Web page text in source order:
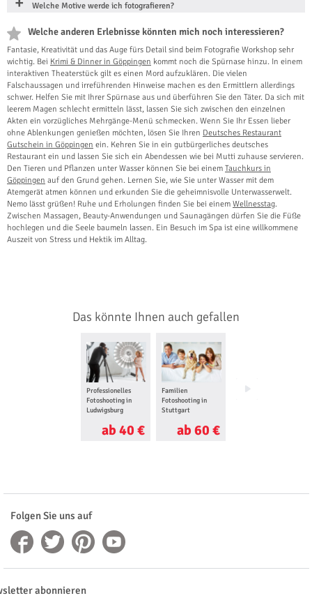
Welche Motive werde ich fotografieren?
Welche anderen Erlebnisse könnten mich noch interessieren?
Fantasie, Kreativität und das Auge fürs Detail sind beim Fotografie Workshop sehr
wichtig. Bei Krimi & Dinner in Göppingen kommt noch die Spürnase hinzu. In einem
interaktiven Theaterstück gilt es einen Mord aufzuklären. Die vielen
Falschaussagen und irreführenden Hinweise machen es den Ermittlern allerdings
schwer. Helfen Sie mit Ihrer Spürnase aus und überführen Sie den Täter. Da sich mit
leerem Magen schlecht ermitteln lässt, lassen Sie sich zwischen den einzelnen
Akten ein vorzügliches Mehrgänge-Menü schmecken. Wenn Sie Ihr Essen lieber
ohne Ablenkungen genießen möchten, lösen Sie Ihren Deutsches Restaurant
Gutschein in Göppingen ein. Kehren Sie in ein gutbürgerliches deutsches
Restaurant ein und lassen Sie sich ein Abendessen wie bei Mutti zuhause servieren.
Den Tieren und Pflanzen unter Wasser können Sie bei einem Tauchkurs in
Göppingen auf den Grund gehen. Lernen Sie, wie Sie unter Wasser mit dem
Atemgerät atmen können und erkunden Sie die geheimnisvolle Unterwasserwelt.
Nemo lässt grüßen! Ruhe und Erholungen finden Sie bei einem Wellnesstag.
Zwischen Massagen, Beauty-Anwendungen und Saunagängen dürfen Sie die Füße
hochlegen und die Seele baumeln lassen. Ein Besuch im Spa ist eine willkommene
Auszeit von Stress und Hektik im Alltag.
Das könnte Ihnen auch gefallen
Professionelles
Fotoshooting in
Ludwigsburg
ab 40 €
Familien
Fotoshooting in
Stuttgart
ab 60 €
Baby Fotoshooting
Folgen Sie uns auf
abonnieren